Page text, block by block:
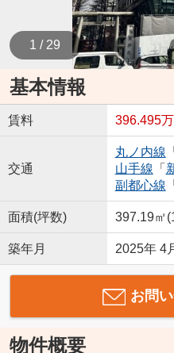
1 / 29
基本情報
賃料 396.495
交通
丸ノ内線 「
山手線 「
副都心線 「
面積(坪数) 397.19㎡
築年月 2025年 4
お問
物件概要